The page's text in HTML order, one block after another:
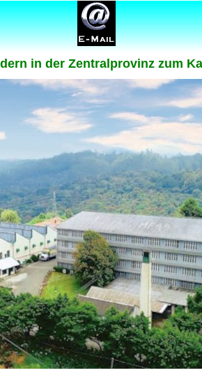
in der Zentralprovinz zum